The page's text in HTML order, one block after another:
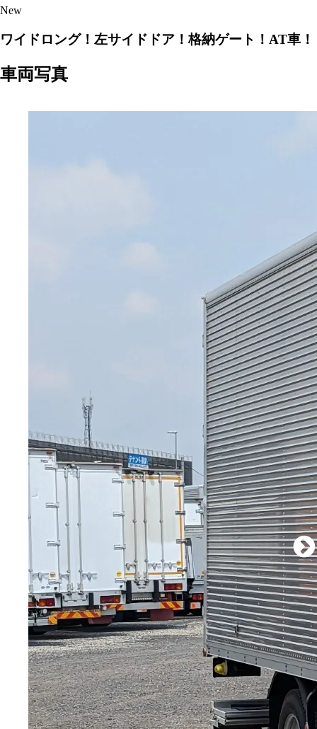
New
ワイドロング！左サイドドア！格納ゲート！AT車！
車両写真